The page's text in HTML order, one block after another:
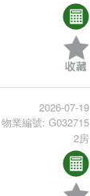
2026-07-19
物業編號: G032715
2房